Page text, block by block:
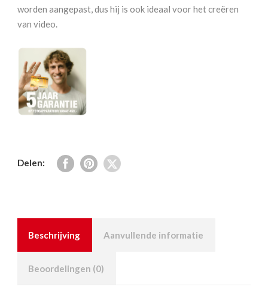
worden aangepast, dus hij is ook ideaal voor het creëren
van video.
Delen:
Beschrijving Aanvullende informatie
Beoordelingen (0)